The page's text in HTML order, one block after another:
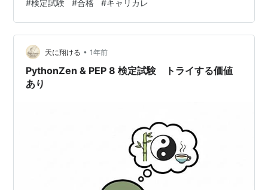
材もやさしく丁寧で、とってもわかりやすい！ 学び放題
プランは、あと半年続いおります、、 １年かけて学んで
いこうと思い入会したのですが、学びが面白く 次々とト
ントン進んでしまいました。。 来月はからは、オラクル
カードのお勉強を始めます♡ 点と点が、線でつながる日
を楽しみにして まずは点を…
#検定試験 #合格 #キャリカレ
天に翔ける • 1年前
PythonZen & PEP 8 検定試験 トライする価値
あり